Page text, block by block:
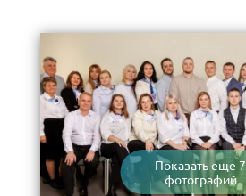
Показать еще 7
фотографий